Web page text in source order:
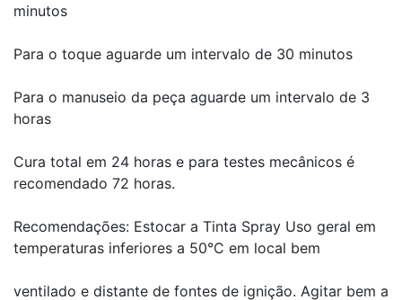
minutos
Para o toque aguarde um intervalo de 30 minutos
Para o manuseio da peça aguarde um intervalo de 3
horas
Cura total em 24 horas e para testes mecânicos é
recomendado 72 horas.
Recomendações: Estocar a Tinta Spray Uso geral em
temperaturas inferiores a 50°C em local bem
ventilado e distante de fontes de ignição. Agitar bem a